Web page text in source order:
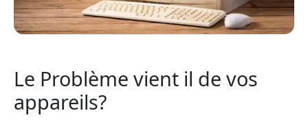
Le Problème vient il de vos
appareils?